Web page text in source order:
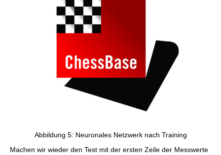
Abbildung 5: Neuronales Netzwerk nach Training
Machen wir wieder den Test mit der ersten Zeile der Messwerte